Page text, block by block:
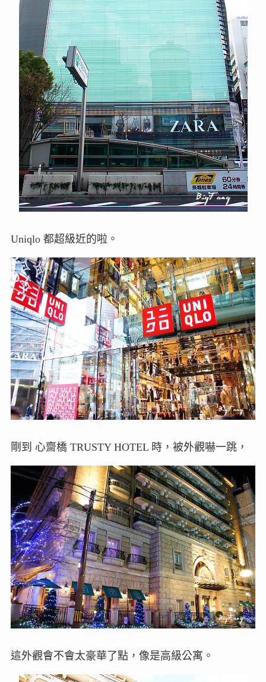
Uniqlo 都超級近的啦。
剛到 心齋橋 TRUSTY HOTEL 時，被外觀嚇一跳，
這外觀會不會太豪華了點，像是高級公寓。